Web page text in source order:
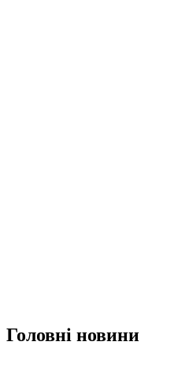
Головні новини